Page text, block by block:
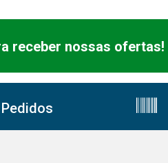
receber nossas ofertas!